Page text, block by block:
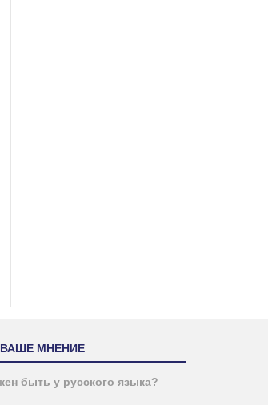
ВАШЕ МНЕНИЕ
быть у русского языка?